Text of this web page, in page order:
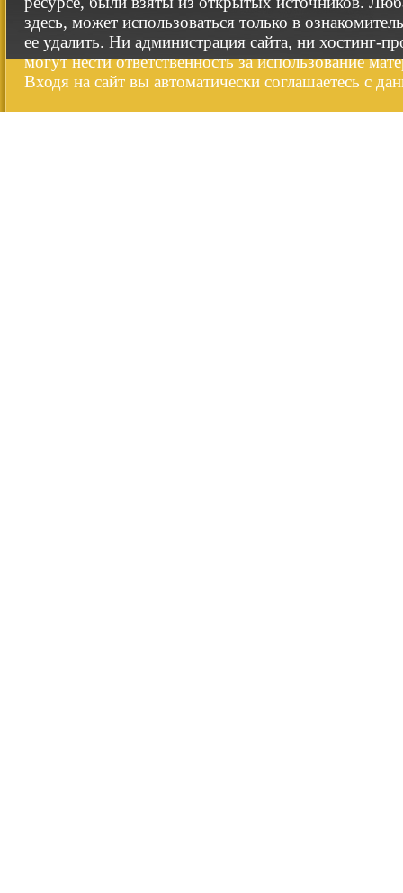
здесь, может использоваться только в
ее удалить. Ни администрация сайта, ни хостинг-
могут нести ответственность за использование
Входя на сайт вы автоматически соглашаетесь с